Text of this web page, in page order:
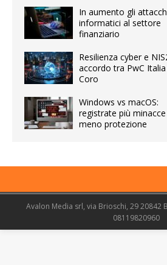
In aumento gli
informatici al settore
finanziario
Resilienza cyber e
accordo tra PwC
Coro
Windows vs macOS:
registrate più
meno protezione
Avalon Media srl, via Brioschi, 29 20842
08119820960